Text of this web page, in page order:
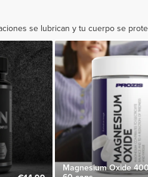
se lubrican y tu cuerpo se
Magnesium Oxide